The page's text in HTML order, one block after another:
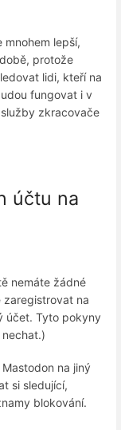
lepší,
protože
lidi, kteří na
fungovat i v
zkracovače
účtu na
nemáte žádné
zaregistrovat na
účet. Tyto pokyny
na jiný
si sledující,
blokování.